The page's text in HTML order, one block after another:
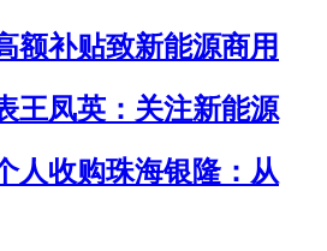
额补贴致新能源商用
王凤英：关注新能源
人收购珠海银隆：从